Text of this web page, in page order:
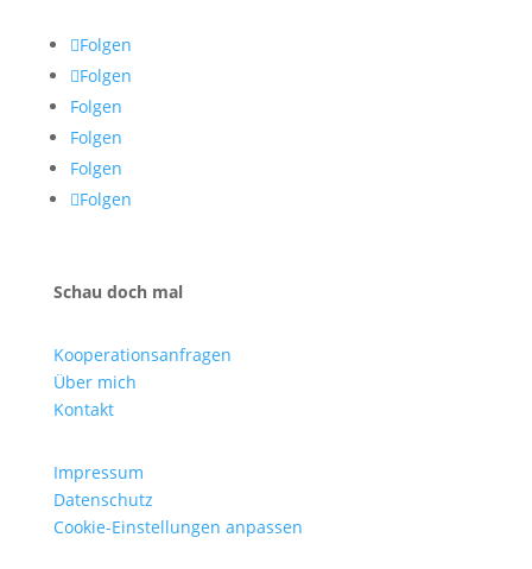
Folgen
Folgen
Folgen
Folgen
Folgen
Folgen
Schau doch mal
Kooperationsanfragen
Über mich
Kontakt
Impressum
Datenschutz
Cookie-Einstellungen anpassen